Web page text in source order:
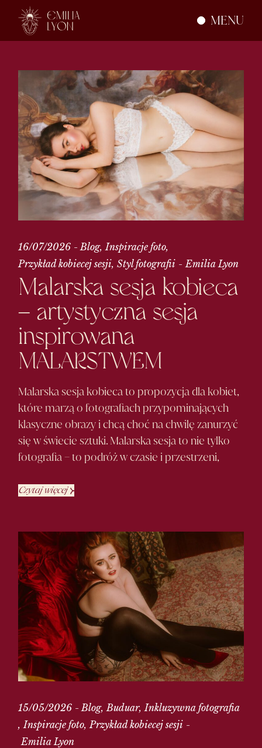
content
MENU
16/07/2026 Blog Inspiracje foto
Przykład kobiecej sesji Styl fotografii Emilia Lyon
Malarska sesja kobieca
– artystyczna sesja
inspirowana
MALARSTWEM
Malarska sesja kobieca to propozycja dla kobiet,
które marzą o fotografiach przypominających
klasyczne obrazy i chcą choć na chwilę zanurzyć
się w świecie sztuki. Malarska sesja to nie tylko
fotografia – to podróż w czasie i przestrzeni,
Czytaj więcej
15/05/2026 Blog Buduar Inkluzywna fotografia
Inspiracje foto Przykład kobiecej sesji
Emilia Lyon